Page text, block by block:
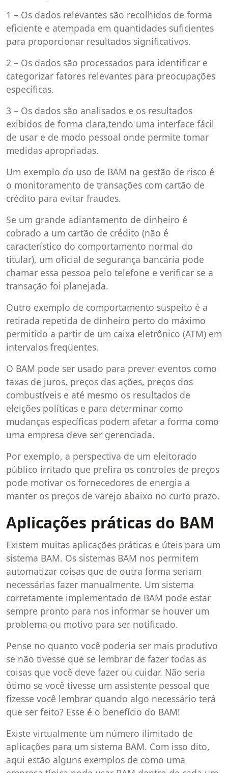
1 – Os dados relevantes são recolhidos de forma
eficiente e atempada em quantidades suficientes
para proporcionar resultados significativos.
2 – Os dados são processados ​​para identificar e
categorizar fatores relevantes para preocupações
específicas.
3 – Os dados são analisados e os resultados
exibidos de forma clara,tendo uma interface fácil
de usar e de modo pessoal onde permite tomar
medidas apropriadas.
Um exemplo do uso de BAM na gestão de risco é
o monitoramento de transações com cartão de
crédito para evitar fraudes.
Se um grande adiantamento de dinheiro é
cobrado a um cartão de crédito (não é
característico do comportamento normal do
titular), um oficial de segurança bancária pode
chamar essa pessoa pelo telefone e verificar se a
transação foi planejada.
Outro exemplo de comportamento suspeito é a
retirada repetida de dinheiro perto do máximo
permitido a partir de um caixa eletrônico (ATM) em
intervalos freqüentes.
O BAM pode ser usado para prever eventos como
taxas de juros, preços das ações, preços dos
combustíveis e até mesmo os resultados de
eleições políticas e para determinar como
mudanças específicas podem afetar a forma como
uma empresa deve ser gerenciada.
Por exemplo, a perspectiva de um eleitorado
público irritado que prefira os controles de preços
pode motivar os fornecedores de energia a
manter os preços de varejo abaixo no curto prazo.
Aplicações práticas do BAM
Existem muitas aplicações práticas e úteis para um
sistema BAM. Os sistemas BAM nos permitem
automatizar coisas que de outra forma seriam
necessárias fazer manualmente. Um sistema
corretamente implementado de BAM pode estar
sempre pronto para nos informar se houver um
problema ou motivo para ser notificado.
Pense no quanto você poderia ser mais produtivo
se não tivesse que se lembrar de fazer todas as
coisas que você deve fazer ou cuidar. Não seria
ótimo se você tivesse um assistente pessoal que
fizesse você lembrar quando algo necessário terá
que ser feito? Esse é o benefício do BAM!
Existe virtualmente um número ilimitado de
aplicações para um sistema BAM. Com isso dito,
aqui estão alguns exemplos de como uma